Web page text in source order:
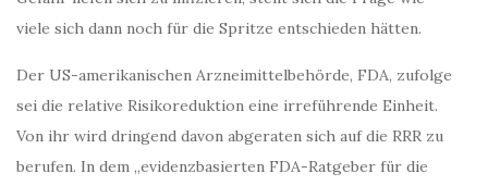
viele sich dann noch für die Spritze entschieden hätten.
Der US-amerikanischen Arzneimittelbehörde, FDA, zufolge
sei die relative Risikoreduktion eine irreführende Einheit.
Von ihr wird dringend davon abgeraten sich auf die RRR zu
berufen. In dem „evidenzbasierten FDA-Ratgeber für die